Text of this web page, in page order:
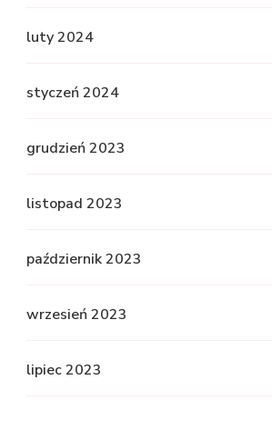
luty 2024
styczeń 2024
grudzień 2023
listopad 2023
październik 2023
wrzesień 2023
lipiec 2023